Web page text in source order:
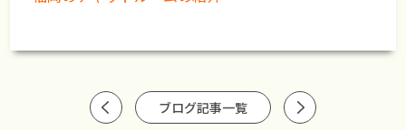
ブログ記事一覧